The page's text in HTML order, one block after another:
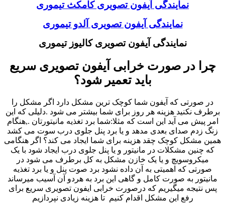
نمایندگی آیفون تصویری کامکث تیموری
نمایندگی آیفون تصویری آلدو تیموری
نمایندگی آیفون تصویری کالیوز تیموری
چرا در صورت خرابی آیفون تصویری سریع
باید تعمیر شود؟
در صورتی که آیفون شما کوچک ترین مشکل دارد اگر مشکل را
برطرف نکنید هزینه هر روز برای شما بیشتر می شود .دلیلی که این
امر پیش می آید این است که مثلا:شما برد تغذیه مانیتورتان .,هنگام
زنگ زدم صدای بعدی مدهد و یا برد پنل جلوی درب سوت می کشد
همین مشکل کوچک چقد هزینه برای شما ایجاد می کند؟ اگر هنگامی
که چنین مشکلات در مانیتور و یا پنل جلوی درب ایجاد شود با یک
میکروسویچ و یا یک خازن مشکل به کل برطرف می شود در
صورتی که اهمیتی به آن داده نشود برد صوت پنل و یا برد تغذیه
مانیتور به صورت کامل و گاهی این برد به هردو آن آسیب میرساند
پس نتیجه میگیریم که درصورت خرابی ایفون تصویری سریع برای
رفع این مشکل اقدام کنیم تا هزینه زیادی نپردازیم